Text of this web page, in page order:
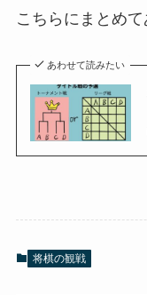
こちらにまとめて
あわせて読みたい
将棋の観戦